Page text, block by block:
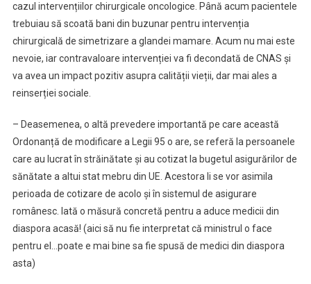
cazul intervențiilor chirurgicale oncologice. Până acum pacientele
trebuiau să scoată bani din buzunar pentru intervenția
chirurgicală de simetrizare a glandei mamare. Acum nu mai este
nevoie, iar contravaloare intervenției va fi decondată de CNAS și
va avea un impact pozitiv asupra calității vieții, dar mai ales a
reinserției sociale.
– Deasemenea, o altă prevedere importantă pe care această
Ordonanță de modificare a Legii 95 o are, se referă la persoanele
care au lucrat în străinătate și au cotizat la bugetul asigurărilor de
sănătate a altui stat mebru din UE. Acestora li se vor asimila
perioada de cotizare de acolo și în sistemul de asigurare
românesc. Iată o măsură concretă pentru a aduce medicii din
diaspora acasă! (aici să nu fie interpretat că ministrul o face
pentru el…poate e mai bine sa fie spusă de medici din diaspora
asta)